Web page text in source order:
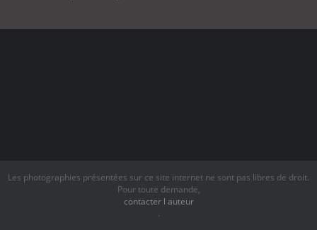
Les photographies présentées sur ce site internet ne sont pas libres de droit.
Pour toute demande,
contacter l auteur
.